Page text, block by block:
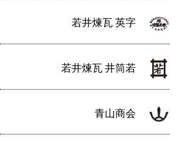
若井煉瓦 英字
若井煉瓦 井筒若
青山商会